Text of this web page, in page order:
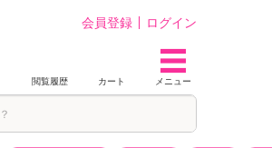
会員登録 ログイン
閲覧履歴 カート メニュー